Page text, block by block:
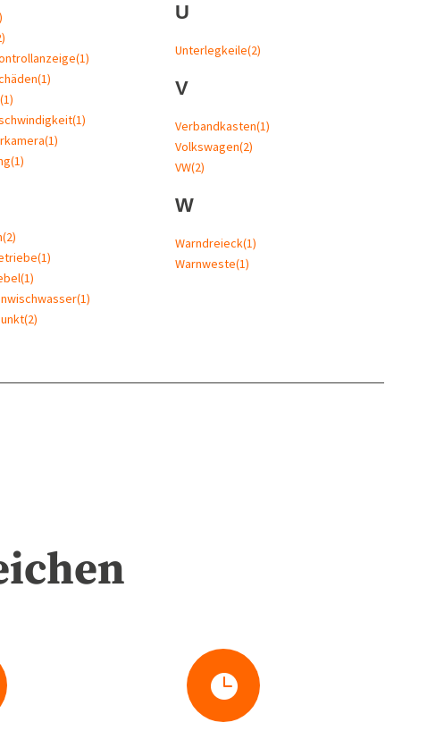
(1)
(1)
(1)
(1)
(1)
(1)
(2)
(1)
(1)
(1)
(2)
U
Unterlegkeile(2)
V
Verbandkasten(1)
Volkswagen(2)
VW(2)
W
Warndreieck(1)
Warnweste(1)
